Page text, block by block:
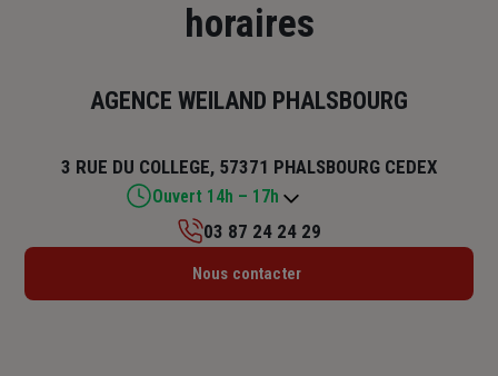
horaires
AGENCE WEILAND PHALSBOURG
3 RUE DU COLLEGE, 57371 PHALSBOURG CEDEX
Ouvert 14h – 17h
Lundi : 09h – 12h
03 87 24 24 29
Nous contacter